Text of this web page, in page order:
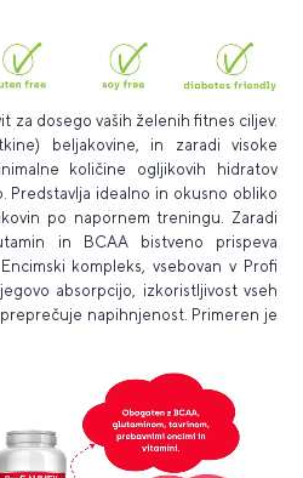
za dosego vaših želenih fitnes ciljev.
beljakovine, in zaradi visoke
količine ogljikovih hidratov
Predstavlja idealno in okusno obliko
po napornem treningu. Zaradi
in BCAA bistveno prispeva
kompleks, vsebovan v Profi
absorpcijo, izkoristljivost vseh
napihnjenost. Primeren je